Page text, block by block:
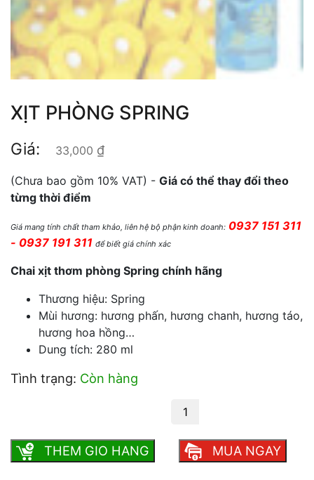
XỊT PHÒNG SPRING
Giá: 33,000 ₫
(Chưa bao gồm 10% VAT) - Giá có thể thay đổi theo
từng thời điểm
Giá mang tính chất tham khảo, liên hệ bộ phận kinh doanh: 0937 151 311
- 0937 191 311 để biết giá chính xác
Chai xịt thơm phòng Spring chính hãng
Thương hiệu: Spring
Mùi hương: hương phấn, hương chanh, hương táo,
hương hoa hồng…
Dung tích: 280 ml
Tình trạng: Còn hàng
THEM GIO HANG MUA NGAY